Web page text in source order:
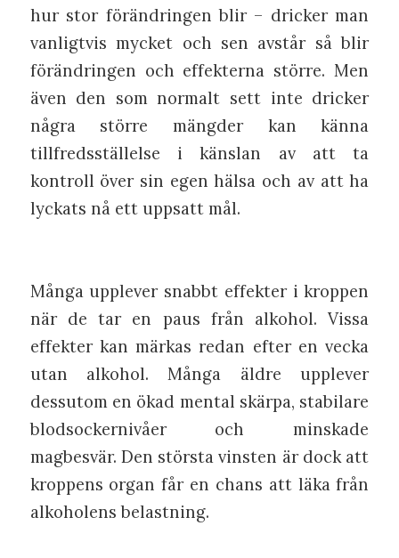
hur stor förändringen blir – dricker man
vanligtvis mycket och sen avstår så blir
förändringen och effekterna större. Men
även den som normalt sett inte dricker
några större mängder kan känna
tillfredsställelse i känslan av att ta
kontroll över sin egen hälsa och av att ha
lyckats nå ett uppsatt mål.
Många upplever snabbt effekter i kroppen
när de tar en paus från alkohol. Vissa
effekter kan märkas redan efter en vecka
utan alkohol. Många äldre upplever
dessutom en ökad mental skärpa, stabilare
blodsockernivåer och minskade
magbesvär. Den största vinsten är dock att
kroppens organ får en chans att läka från
alkoholens belastning.